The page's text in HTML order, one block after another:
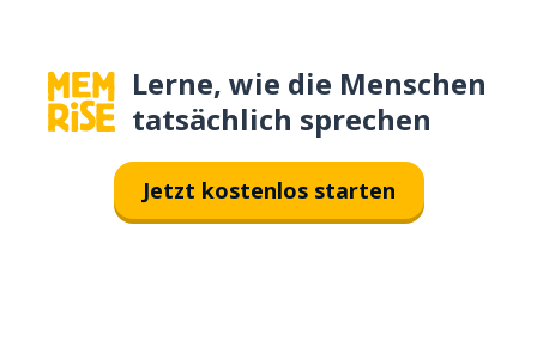
Lerne, wie die Menschen
tatsächlich sprechen
Jetzt kostenlos starten